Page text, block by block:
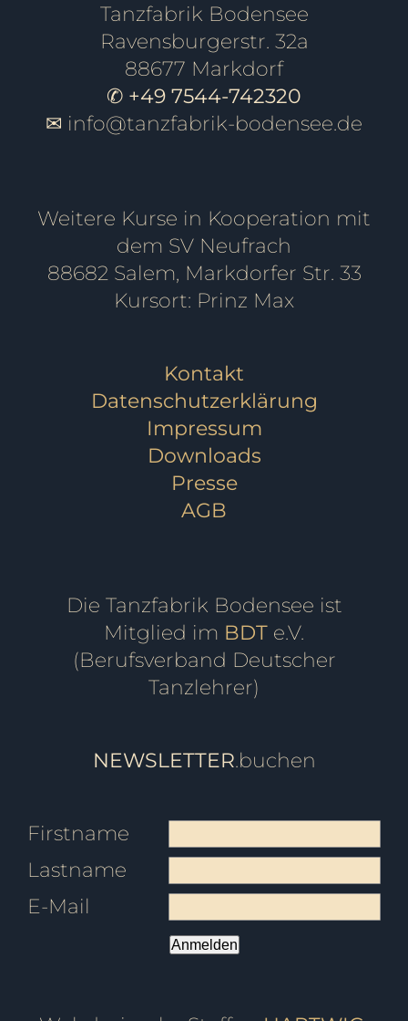
Tanzfabrik Bodensee
Ravensburgerstr. 32a
88677 Markdorf
✆ +49 7544-742320
✉ info@tanzfabrik-bodensee.de
Weitere Kurse in Kooperation mit
dem SV Neufrach
88682 Salem, Markdorfer Str. 33
Kursort: Prinz Max
Kontakt
Datenschutzerklärung
Impressum
Downloads
Presse
AGB
Die Tanzfabrik Bodensee ist
Mitglied im BDT e.V.
(Berufsverband Deutscher
Tanzlehrer)
NEWSLETTER.buchen
Firstname
Lastname
E-Mail
Anmelden